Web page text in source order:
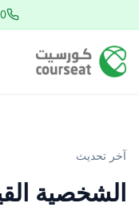
آخر تحديث
الشخصية